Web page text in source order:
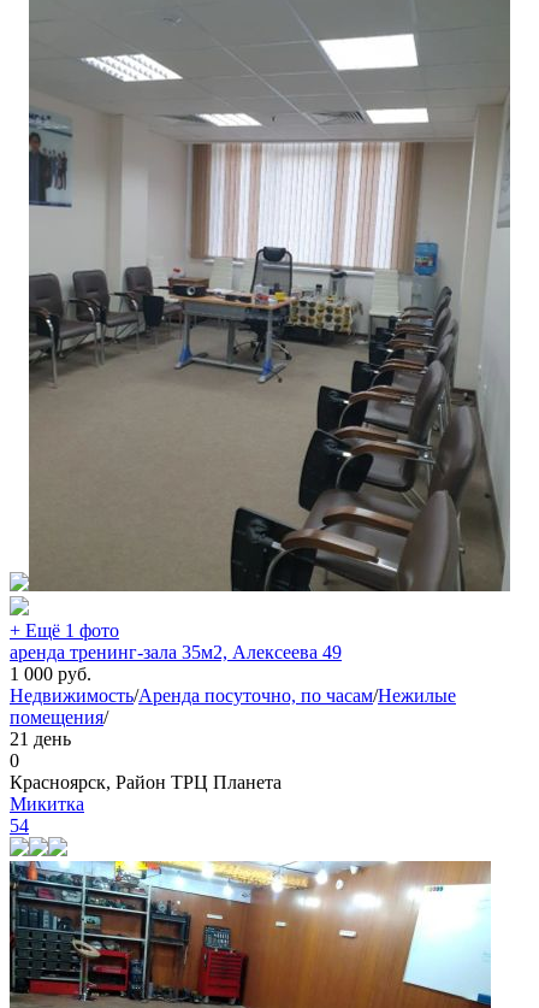
+ Ещё 1 фото
аренда тренинг-зала 35м2, Алексеева 49
1 000 руб.
Недвижимость/Аренда посуточно, по часам/Нежилые
помещения/
21 день
0
Красноярск, Район ТРЦ Планета
Микитка
54